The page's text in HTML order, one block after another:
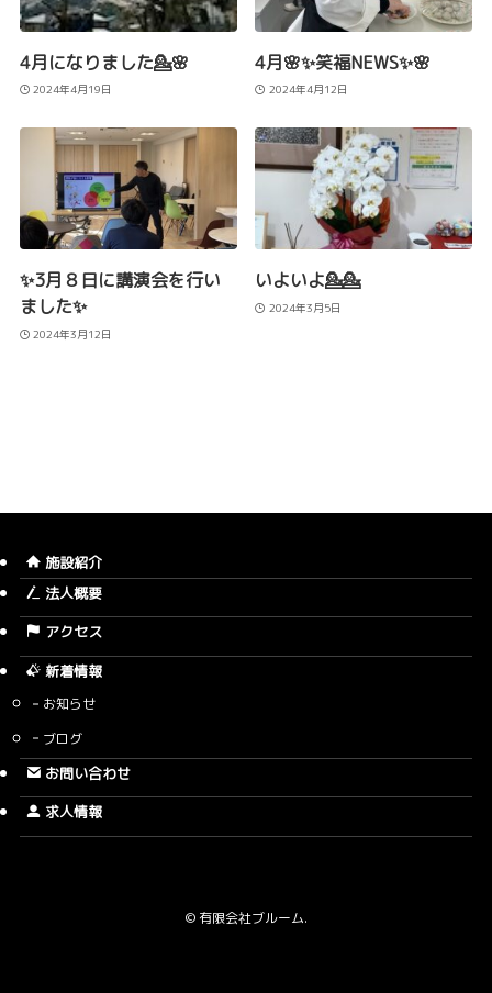
4月になりました💁🌸
2024年4月19日
4月🌸✨笑福NEWS✨🌸
2024年4月12日
✨3月８日に講演会を行い
ました✨
2024年3月12日
いよいよ💁💁
2024年3月5日
施設紹介
法人概要
アクセス
新着情報
お知らせ
ブログ
お問い合わせ
求人情報
©有限会社ブルーム.